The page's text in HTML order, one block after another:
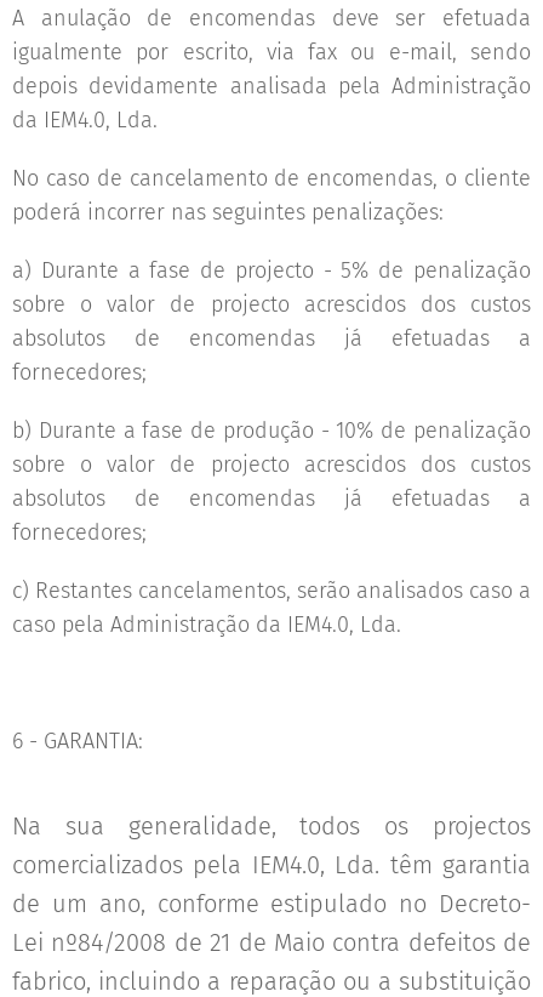
A anulação de encomendas deve ser efetuada
igualmente por escrito, via fax ou e-mail, sendo
depois devidamente analisada pela Administração
da IEM4.0, Lda.
No caso de cancelamento de encomendas, o cliente
poderá incorrer nas seguintes penalizações:
a) Durante a fase de projecto - 5% de penalização
sobre o valor de projecto acrescidos dos custos
absolutos de encomendas já efetuadas a
fornecedores;
b) Durante a fase de produção - 10% de penalização
sobre o valor de projecto acrescidos dos custos
absolutos de encomendas já efetuadas a
fornecedores;
c) Restantes cancelamentos, serão analisados caso a
caso pela Administração da IEM4.0, Lda.
6 - GARANTIA:
Na sua generalidade, todos os projectos
comercializados pela IEM4.0, Lda. têm garantia
de um ano, conforme estipulado no Decreto-
Lei nº84/2008 de 21 de Maio contra defeitos de
fabrico, incluindo a reparação ou a substituição